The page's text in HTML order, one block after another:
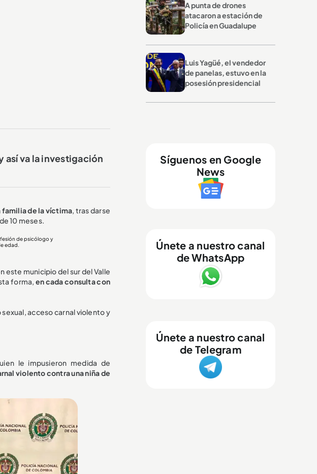
así va la investigación
familia de la víctima, tras darse
10 meses.
de psicólogo y
edad.
este municipio del sur del Valle
forma, en cada consulta con
acceso carnal violento y
le impusieron medida de
violento contra una niña de
A punta de drones
atacaron a estación de
Policía en Guadalupe
Luis Yagüé, el vendedor
de panelas, estuvo en la
posesión presidencial
Síguenos en Google
News
Únete a nuestro canal
de WhatsApp
Únete a nuestro canal
de Telegram